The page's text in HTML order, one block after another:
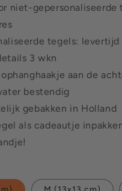
niet-gepersonaliseerde
tegels:
3 wkn
aan de
bestendig
gebakken in Holland
als cadeautje